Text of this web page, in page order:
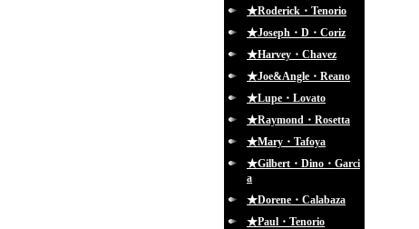
★Roderick・Tenorio
★Joseph・D・Coriz
★Harvey・Chavez
★Joe&Angle・Reano
★Lupe・Lovato
★Raymond・Rosetta
★Mary・Tafoya
★Gilbert・Dino・Garci
a
★Dorene・Calabaza
★Paul・Tenorio